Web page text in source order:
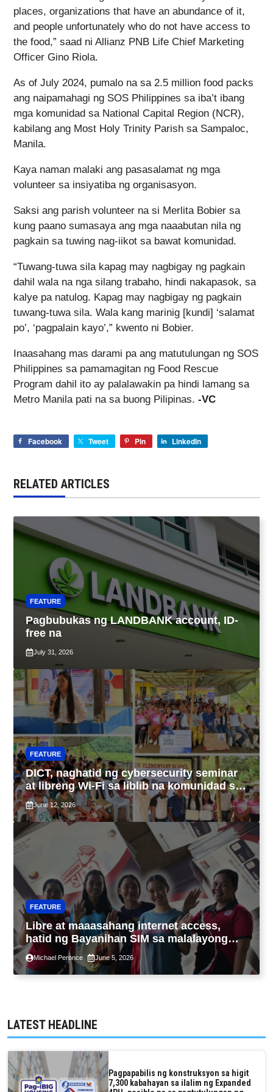
places, organizations that have an abundance of it,
and people unfortunately who do not have access to
the food,” saad ni Allianz PNB Life Chief Marketing
Officer Gino Riola.
As of July 2024, pumalo na sa 2.5 million food packs
ang naipamahagi ng SOS Philippines sa iba’t ibang
mga komunidad sa National Capital Region (NCR),
kabilang ang Most Holy Trinity Parish sa Sampaloc,
Manila.
Kaya naman malaki ang pasasalamat ng mga
volunteer sa insiyatiba ng organisasyon.
Saksi ang parish volunteer na si Merlita Bobier sa
kung paano sumasaya ang mga naaabutan nila ng
pagkain sa tuwing nag-iikot sa bawat komunidad.
“Tuwang-tuwa sila kapag may nagbigay ng pagkain
dahil wala na nga silang trabaho, hindi nakapasok, sa
kalye pa natulog. Kapag may nagbigay ng pagkain
tuwang-tuwa sila. Wala kang marinig [kundi] ‘salamat
po’, ‘pagpalain kayo’,” kwento ni Bobier.
Inaasahang mas darami pa ang matutulungan ng SOS
Philippines sa pamamagitan ng Food Rescue
Program dahil ito ay palalawakin pa hindi lamang sa
Metro Manila pati na sa buong Pilipinas. -VC
Facebook Tweet Pin LinkedIn
RELATED ARTICLES
FEATURE
Pagbubukas ng LANDBANK account, ID-
free na
July 31, 2026
FEATURE
DICT, naghatid ng cybersecurity seminar
at libreng Wi-Fi sa liblib na komunidad sa
Tarlac
June 12, 2026
FEATURE
Libre at maaasahang internet access,
hatid ng Bayanihan SIM sa malalayong
komunidad sa Guimaras
Michael Peronce June 5, 2026
LATEST HEADLINE
Pagpapabilis ng konstruksyon sa higit
7,300 kabahayan sa ilalim ng Expanded